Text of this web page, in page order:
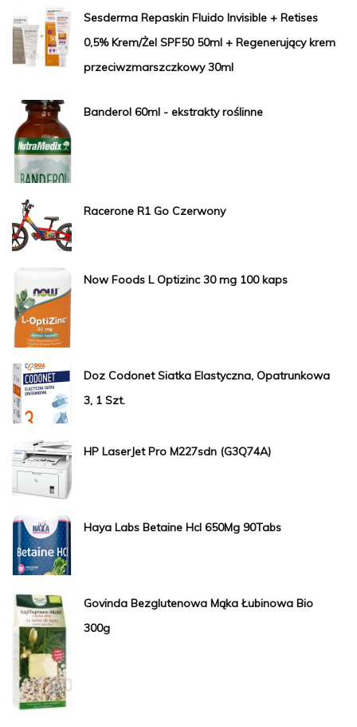
Sesderma Repaskin Fluido Invisible + Retises
0,5% Krem/Żel SPF50 50ml + Regenerujący krem
przeciwzmarszczkowy 30ml
Banderol 60ml - ekstrakty roślinne
Racerone R1 Go Czerwony
Now Foods L Optizinc 30 mg 100 kaps
Doz Codonet Siatka Elastyczna, Opatrunkowa
3, 1 Szt.
HP LaserJet Pro M227sdn (G3Q74A)
Haya Labs Betaine Hcl 650Mg 90Tabs
Govinda Bezglutenowa Mąka Łubinowa Bio
300g